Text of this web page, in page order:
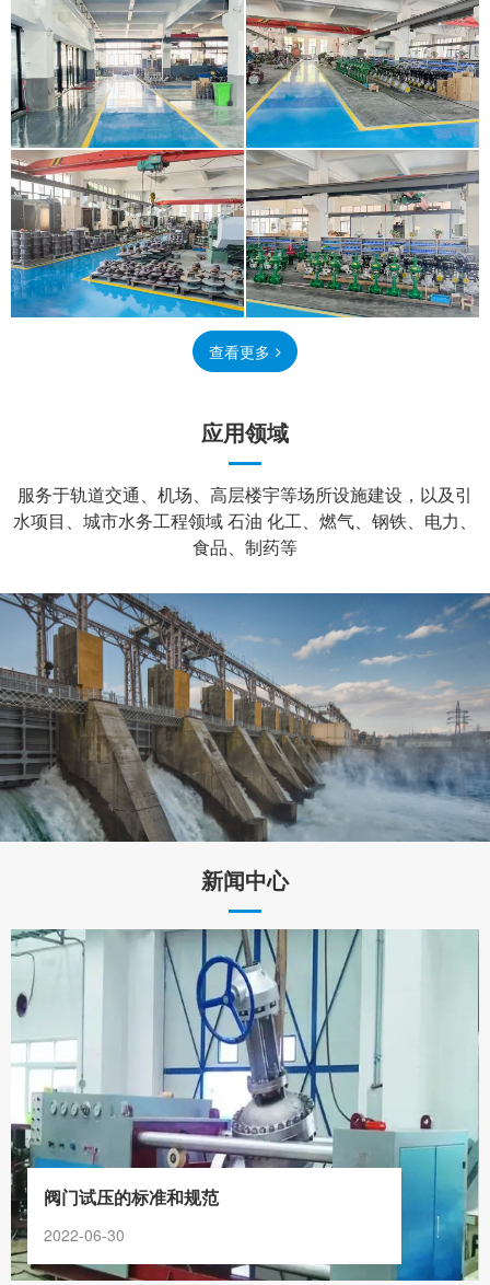
查看更多
应用领域
服务于轨道交通、机场、高层楼宇等场所设施建设，以及引
水项目、城市水务工程领域 石油 化工、燃气、钢铁、电力、
食品、制药等
新闻中心
阀门试压的标准和规范
2022-06-30